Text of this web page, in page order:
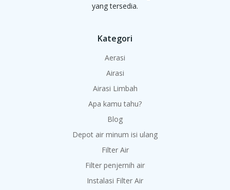
yang tersedia.
Kategori
Aerasi
Airasi
Airasi Limbah
Apa kamu tahu?
Blog
Depot air minum isi ulang
Filter Air
Filter penjernih air
Instalasi Filter Air